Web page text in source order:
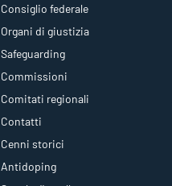
Consiglio federale
Organi di giustizia
Safeguarding
Commissioni
Comitati regionali
Contatti
Cenni storici
Antidoping